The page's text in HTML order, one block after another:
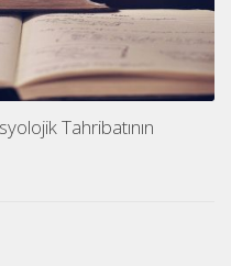
Tahribatının